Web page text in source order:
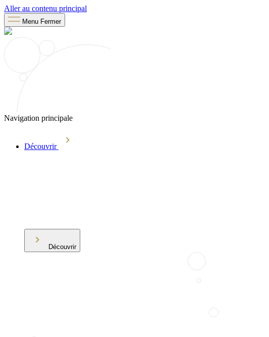
Aller au contenu principal
Menu Fermer
Navigation principale
Découvrir
Découvrir